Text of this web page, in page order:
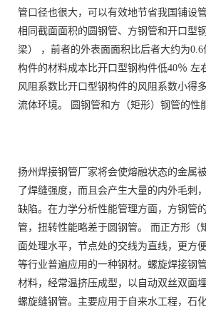
管口径也很大，可以有效地节省我国铺设
相同截面面积的圆钢管、方钢管和开口型
梁） ，前者的外表面面积比后者大约为
构件的材料成本比开口型钢构件低40％ 左
风阻系数比开口型钢构件的风阻系数小得
流体环境。 圆钢管和方（矩形）钢管的性
扬州焊接钢管厂家将会使熔融状态的金属
了焊缝强度，而且会产生大量的内外毛刺
缺陷。在力学分析性能管理方面，方钢管
管，扭转性能略差于圆钢管。 而正方形（
面处理水平，节点处的交线为直线，更方
等行业普遍应用的一种钢材。螺旋焊接钢
材料，经常温挤压成型，以自动双丝双面
螺旋缝钢管。主要应用于自来水工程，石